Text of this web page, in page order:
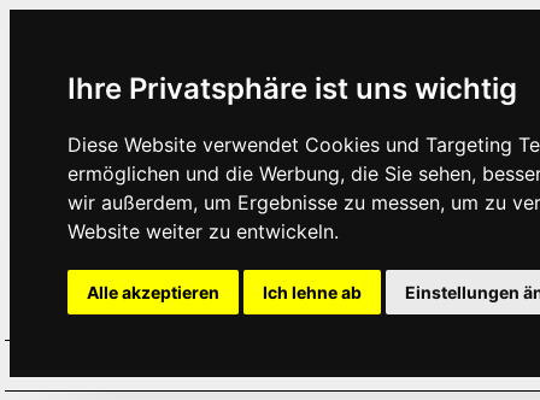
Ihre Privatsphäre ist uns wichtig
Diese Website verwendet Cookies und Targeting
ermöglichen und die Werbung, die Sie sehen,
wir außerdem, um Ergebnisse zu messen, um zu
Website weiter zu entwickeln.
Alle akzeptieren Ich lehne ab Einstellungen